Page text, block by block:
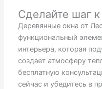
Сделайте шаг
Деревянные окна от
функциональный
интерьера, которая
создает атмосферу
бесплатную
сейчас и убедитесь в